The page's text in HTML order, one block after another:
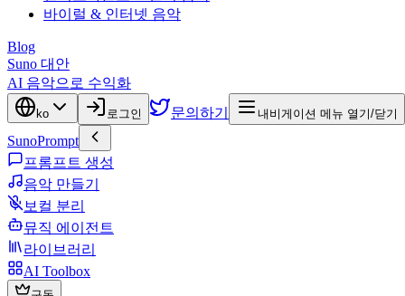
바이럴 & 인터넷 음악
Blog
Suno 대안
AI 음악으로 수익화
ko 로그인 문의하기 내비게이션 메뉴 열기/닫기
SunoPrompt
프롬프트 생성
음악 만들기
보컬 분리
뮤직 에이전트
라이브러리
AI Toolbox